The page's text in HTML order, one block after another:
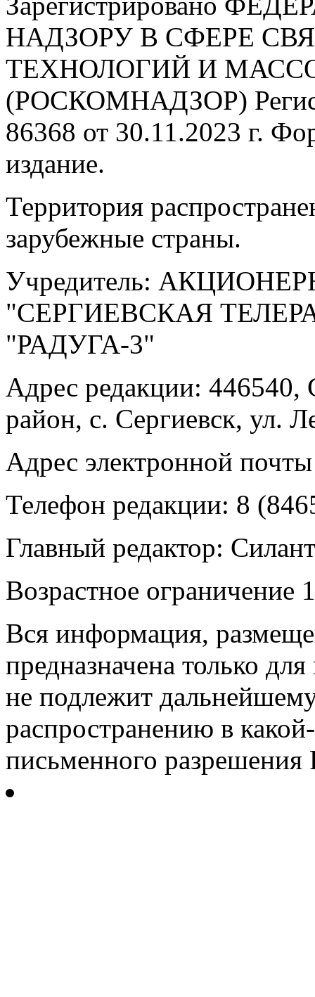
НАДЗОРУ В СФЕРЕ
ТЕХНОЛОГИЙ И
(РОСКОМНАДЗОР)
86368 от 30.11.2023 г.
издание.
Территория
зарубежные страны.
Учредитель:
"СЕРГИЕВСКАЯ
"РАДУГА-3"
Адрес редакции: 446540,
район, с. Сергиевск, ул.
Адрес электронной
Телефон редакции: 8
Главный редактор:
Возрастное ограничение
Вся информация,
предназначена только
не подлежит
распространению в
письменного разрешения